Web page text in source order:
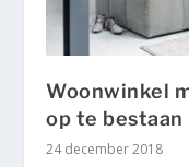
Woonwinkel
op te bestaan
24 december 2018